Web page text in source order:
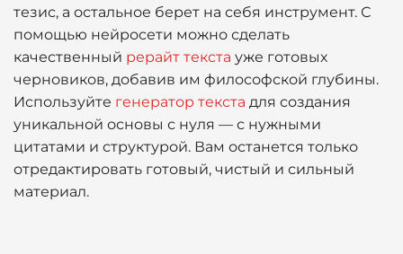
тезис, а остальное берет на себя инструмент. С
помощью нейросети можно сделать
качественный рерайт текста уже готовых
черновиков, добавив им философской глубины.
Используйте генератор текста для создания
уникальной основы с нуля — с нужными
цитатами и структурой. Вам останется только
отредактировать готовый, чистый и сильный
материал.